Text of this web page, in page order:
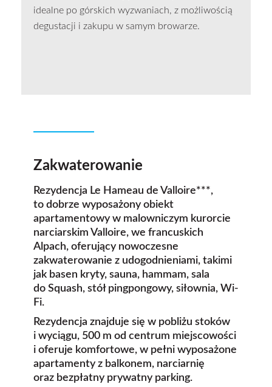
idealne po górskich wyzwaniach, z możliwością
degustacji i zakupu w samym browarze.
Zakwaterowanie
Rezydencja Le Hameau de Valloire***,
to dobrze wyposażony obiekt
apartamentowy w malowniczym kurorcie
narciarskim Valloire, we francuskich
Alpach, oferujący nowoczesne
zakwaterowanie z udogodnieniami, takimi
jak basen kryty, sauna, hammam, sala
do Squash, stół pingpongowy, siłownia, Wi-
Fi.
Rezydencja znajduje się w pobliżu stoków
i wyciągu, 500 m od centrum miejscowości
i oferuje komfortowe, w pełni wyposażone
apartamenty z balkonem, narciarnię
oraz bezpłatny prywatny parking.